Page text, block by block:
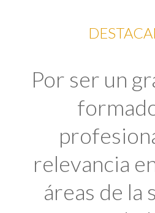
Por ser un
relevancia
áreas de la